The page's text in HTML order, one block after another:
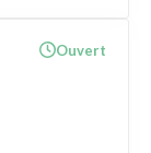
Ouvert